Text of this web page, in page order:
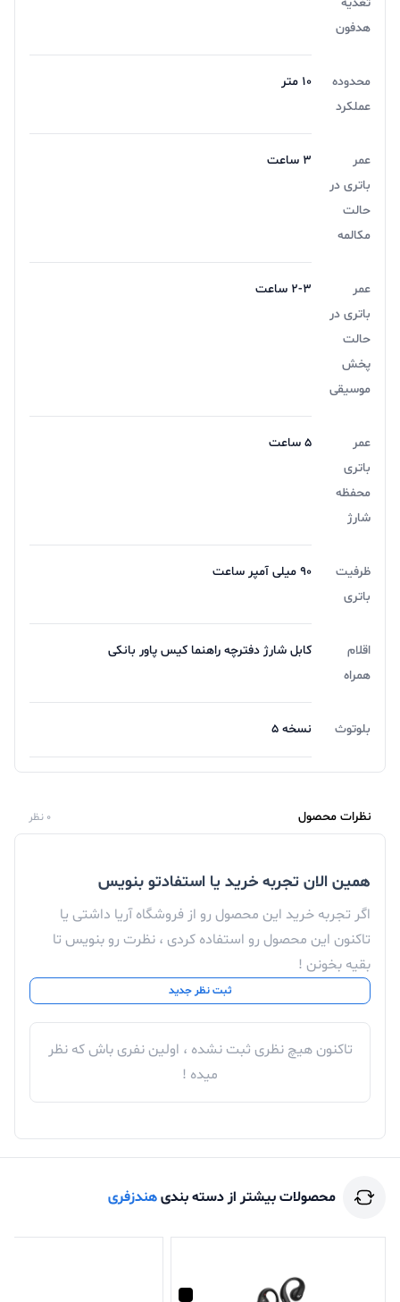
تغذیه
هدفون
محدوده
عملکرد
۱۰ متر
عمر
باتری در
حالت
مکالمه
۳ ساعت
عمر
باتری در
حالت
پخش
موسیقی
۲-۳ ساعت
عمر
باتری
محفظه
شارژ
۵ ساعت
ظرفیت
باتری
۹۰ میلی آمپر ساعت
اقلام
همراه
کابل شارژ دفترچه راهنما کیس پاور بانکی
بلوتوث نسخه 5
نظرات محصول 0 نظر
همین الان تجربه خرید یا استفادتو بنویس
اگر تجربه خرید این محصول رو از فروشگاه آریا داشتی یا
تاکنون این محصول رو استفاده کردی ، نظرت رو بنویس تا
بقیه بخونن !
ثبت نظر جدید
تاکنون هیچ نظری ثبت نشده ، اولین نفری باش که نظر
میده !
محصولات بیشتر از دسته بندیهندزفری